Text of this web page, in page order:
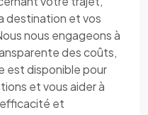
destination et vos
nous engageons à
des coûts,
est disponible pour
et vous aider à
et